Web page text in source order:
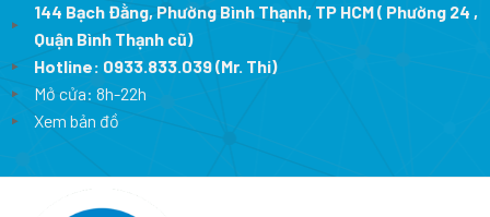
144 Bạch Đằng, Phường Bình Thạnh, TP HCM ( Phường 24 ,
Quận Bình Thạnh cũ)
Hotline: 0933.833.039(Mr. Thi)
Mở cửa: 8h-22h
Xem bản đồ